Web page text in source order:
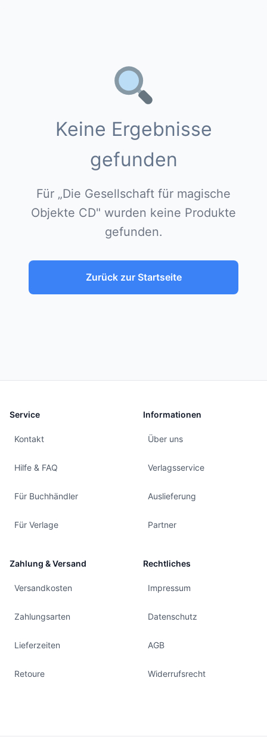
Keine Ergebnisse
gefunden
Für „Die Gesellschaft für magische
Objekte CD" wurden keine Produkte
gefunden.
Zurück zur Startseite
Service
Kontakt
Hilfe & FAQ
Für Buchhändler
Für Verlage
Informationen
Über uns
Verlagsservice
Auslieferung
Partner
Zahlung & Versand
Versandkosten
Zahlungsarten
Lieferzeiten
Retoure
Rechtliches
Impressum
Datenschutz
AGB
Widerrufsrecht